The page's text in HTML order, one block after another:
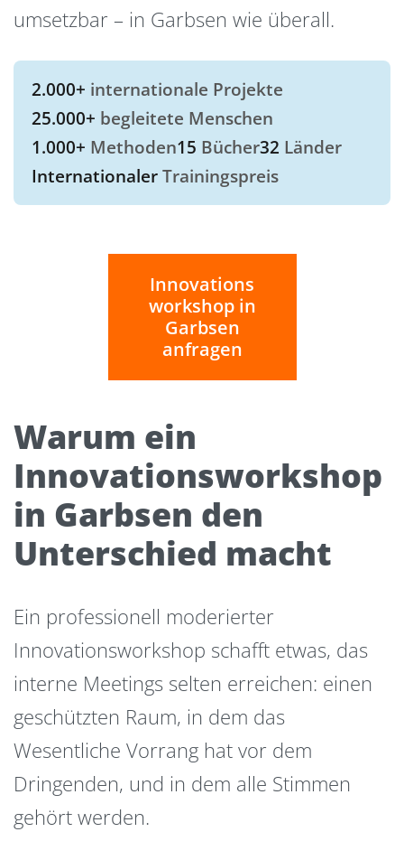
umsetzbar – in Garbsen wie überall.
2.000+ internationale Projekte
25.000+ begleitete Menschen
1.000+ Methoden15 Bücher32 Länder
InternationalerTrainingspreis
Innovations
workshop in
Garbsen
anfragen
Warum ein
Innovationsworkshop
in Garbsen den
Unterschied macht
Ein professionell moderierter
Innovationsworkshop schafft etwas, das
interne Meetings selten erreichen: einen
geschützten Raum, in dem das
Wesentliche Vorrang hat vor dem
Dringenden, und in dem alle Stimmen
gehört werden.